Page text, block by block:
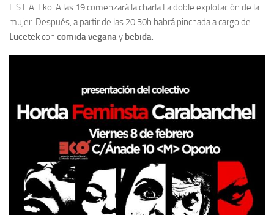
E.S.L.A. Eko. A las 19 comenzará la charla La doble explotación de la
mujer. Después, a partir de las 20.30h habrá pinchada a cargo de
Lucetekcon comida veganay bebida.